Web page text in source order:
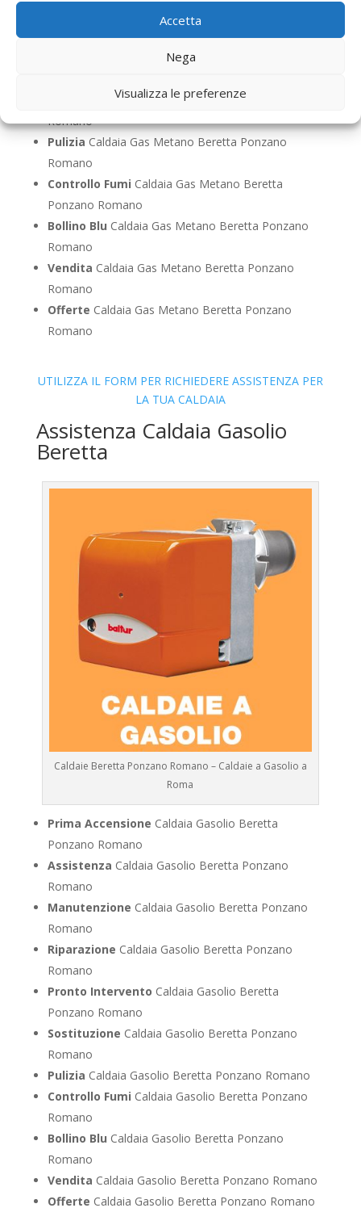
Accetta
Nega
Visualizza le preferenze
Caldaia Gas Metano Beretta Ponzano
Romano
Caldaia Gas Metano Beretta
SostituzioneCaldaia Gas Metano Beretta Ponzano
Romano
Pulizia Caldaia Gas Metano Beretta Ponzano
Romano
Controllo Fumi Caldaia Gas Metano Beretta
Ponzano Romano
Bollino Blu Caldaia Gas Metano Beretta Ponzano
Romano
Vendita Caldaia Gas Metano Beretta Ponzano
Romano
Offerte Caldaia Gas Metano Beretta Ponzano
Romano
UTILIZZA IL FORM PER RICHIEDERE ASSISTENZA PER
LA TUA CALDAIA
Assistenza Caldaia Gasolio
Beretta
Caldaie Beretta Ponzano Romano – Caldaie a Gasolio a
Roma
Prima Accensione Caldaia Gasolio Beretta
Ponzano Romano
Assistenza Caldaia Gasolio Beretta Ponzano
Romano
Manutenzione Caldaia Gasolio Beretta Ponzano
Romano
Riparazione Caldaia Gasolio Beretta Ponzano
Romano
Pronto Intervento Caldaia Gasolio Beretta
Ponzano Romano
Sostituzione Caldaia Gasolio Beretta Ponzano
Romano
Pulizia Caldaia Gasolio Beretta Ponzano Romano
Controllo Fumi Caldaia Gasolio Beretta Ponzano
Romano
Bollino Blu Caldaia Gasolio Beretta Ponzano
Romano
Vendita Caldaia Gasolio Beretta Ponzano Romano
Offerte Caldaia Gasolio Beretta Ponzano Romano